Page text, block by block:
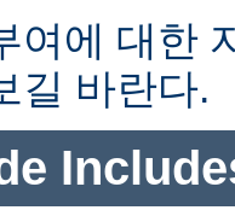
여에 대한
길 바란다.